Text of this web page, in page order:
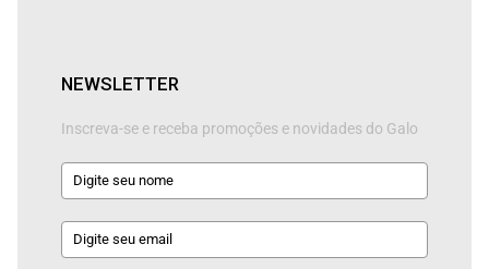
NEWSLETTER
Inscreva-se e receba promoções e novidades do Galo